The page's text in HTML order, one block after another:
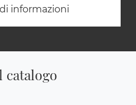
informazioni
catalogo